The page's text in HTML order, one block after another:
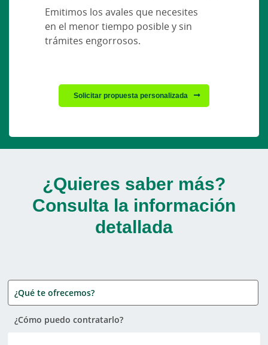
Emitimos los avales que necesites
en el menor tiempo posible y sin
trámites engorrosos.
Solicitar propuesta personalizada
¿Quieres saber más?
Consulta la información
detallada
¿Qué te ofrecemos?
¿Cómo puedo contratarlo?